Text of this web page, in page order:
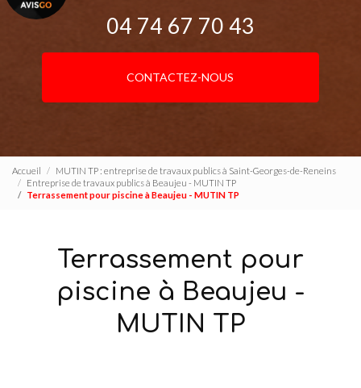
04 74 67 70 43
CONTACTEZ-NOUS
Accueil
MUTIN TP : entreprise de travaux publics à Saint-Georges-de-Reneins
Entreprise de travaux publics à Beaujeu - MUTIN TP
Terrassement pour piscine à Beaujeu - MUTIN TP
Terrassement pour
piscine à Beaujeu -
MUTIN TP